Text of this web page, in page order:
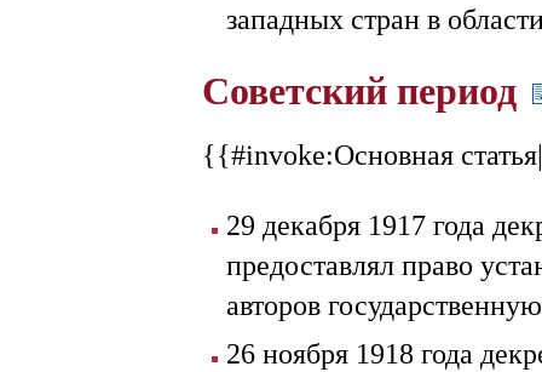
западных стран в
Советский период
{{#invoke:Основная
29 декабря 1917 года
предоставлял право
авторов
26 ноября 1918 года